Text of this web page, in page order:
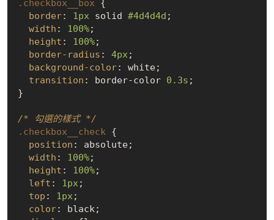
.checkbox__box {
border: 1px solid #4d4d4d ;
width : 100%;
height : 100%;
border-radius : 4px ;
background-color: white;
transition : border-color 0.3s ;
}
/* 勾選的樣式 */
.checkbox__check {
position : absolute;
width : 100%;
height : 100%;
left : 1px ;
top : 1px ;
color: black;